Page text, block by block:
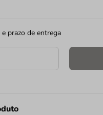
prazo de entrega